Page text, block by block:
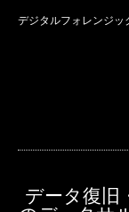
デジタルフォレンジッ
データ復旧